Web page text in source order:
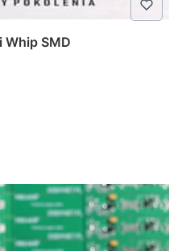
Antena odbiorcza KF - Mini Whip SMD